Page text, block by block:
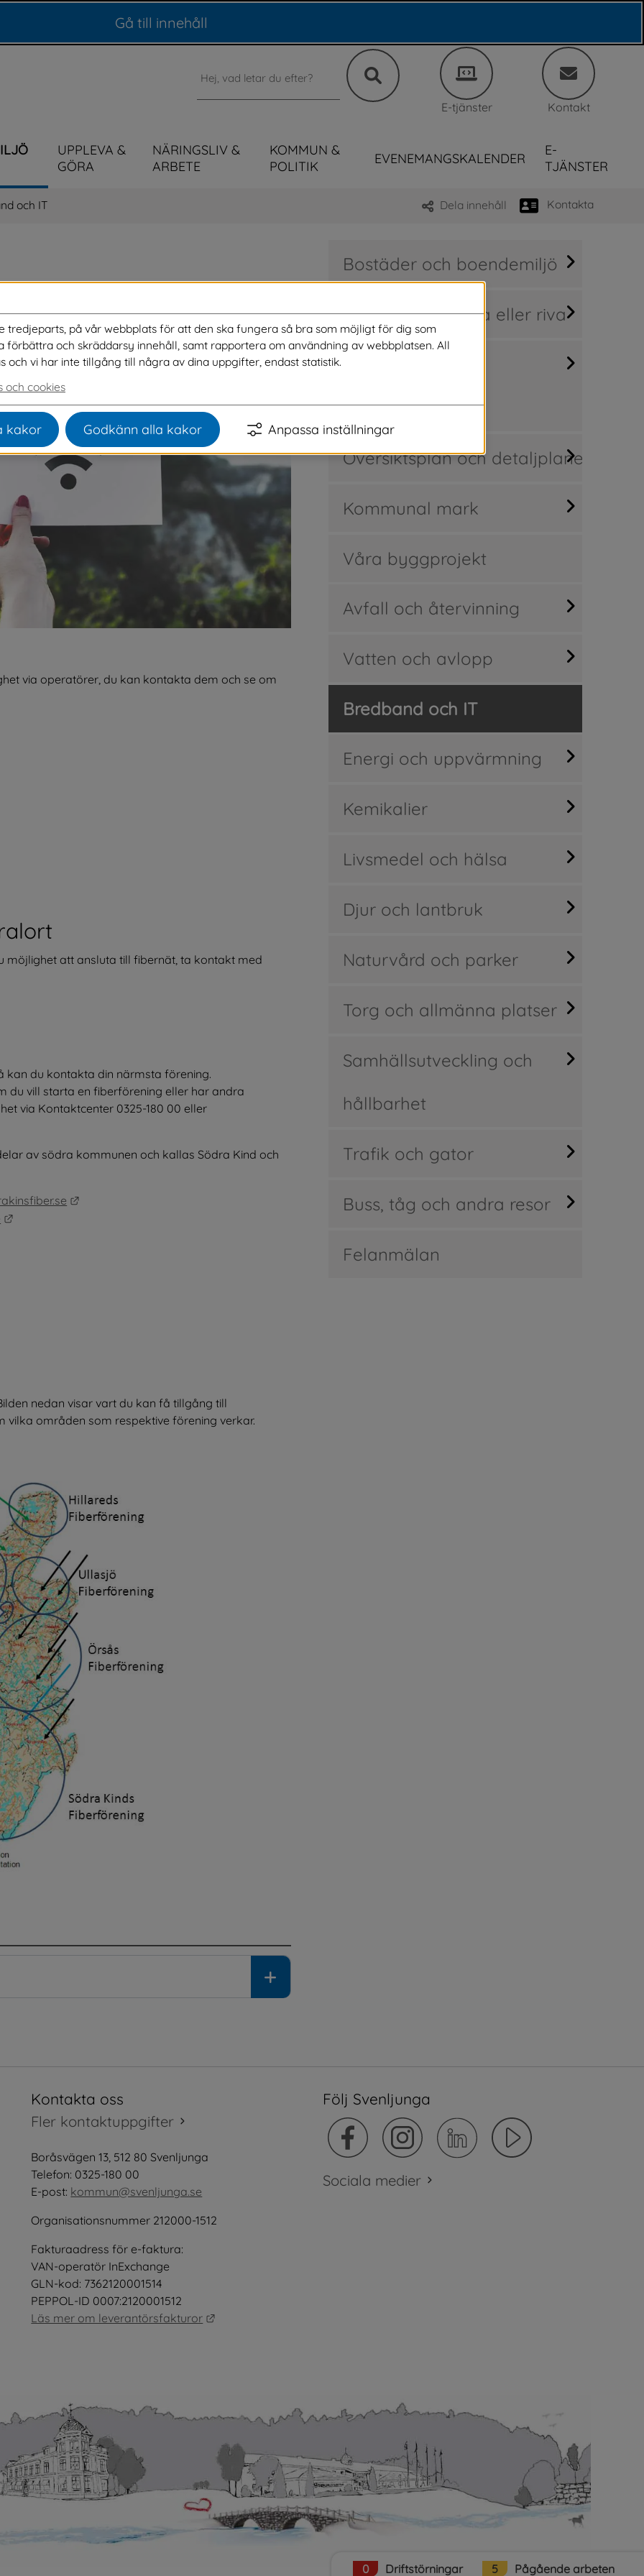
Gå till innehåll
Sök
E-tjänster Kontakt
UPPLEVA &
GÖRA
NÄRINGSLIV &
ARBETE
KOMMUN &
POLITIK
EVENEMANGSKALENDER
E-
TJÄNSTER
och IT Dela innehåll Kontakta
och för fibernät finns det
via operatörer, du kan kontakta dem och se om
kan du kontakta din närmsta förening.
du vill starta en fiberförening eller har andra
via Kontaktcenter 0325-180 00 eller
av södra kommunen och kallas Södra Kind och
nedan visar vart du kan få tillgång till
vilka områden som respektive förening verkar.
Bostäder och boendemiljö
Bygga nytt, ändra eller riva
fastighetsfrågor
Översiktsplan och detaljplaner
Kommunal mark
Våra byggprojekt
Avfall och återvinning
Vatten och avlopp
Bredband och IT
Energi och uppvärmning
Kemikalier
Livsmedel och hälsa
Djur och lantbruk
Naturvård och parker
Torg och allmänna platser
Samhällsutveckling och
hållbarhet
Trafik och gator
Buss, tåg och andra resor
Felanmälan
fönster.
i nytt fönster.
fönster.
Kontakta oss
Fler kontaktuppgifter
Boråsvägen 13, 512 80 Svenljunga
Telefon: 0325-180 00
E-post: kommun@svenljunga.se
Organisationsnummer 212000-1512
Fakturaadress för e-faktura:
VAN-operatör InExchange
GLN-kod: 7362120001514
PEPPOL-ID 0007:2120001512
Läs mer om leverantörsfakturor
Följ Svenljunga
Sociala medier
0 Driftstörningar 5 Pågående arbeten
tredjeparts, på vår webbplats för att den ska fungera så bra som möjligt för dig som
förbättra och skräddarsy innehåll, samt rapportera om användning av webbplatsen. All
och vi har inte tillgång till några av dina uppgifter, endast statistik.
och cookies
kakor Godkänn alla kakor Anpassa inställningar